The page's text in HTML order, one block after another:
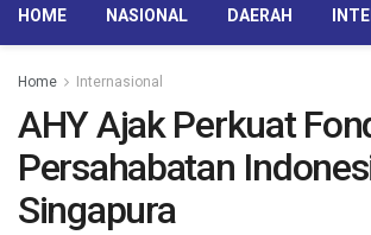
HOME NASIONAL DAERAH
Home Internasional
AHY Ajak Perkuat
Persahabatan
Singapura